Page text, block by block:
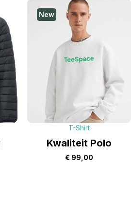
New
T-Shirt
Kwaliteit Polo
€ 99,00